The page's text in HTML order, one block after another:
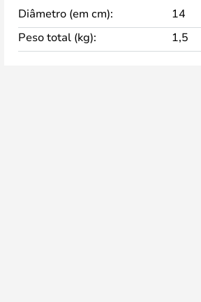
Diâmetro (em cm):
14
Peso total (kg):
1,5